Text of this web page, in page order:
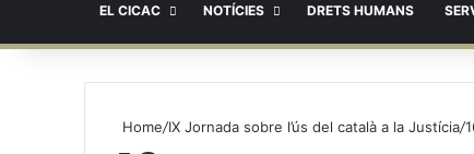
EL CICAC NOTÍCIES DRETS HUMANS
Home/IX Jornada sobre l’ús del català a la Justícia/